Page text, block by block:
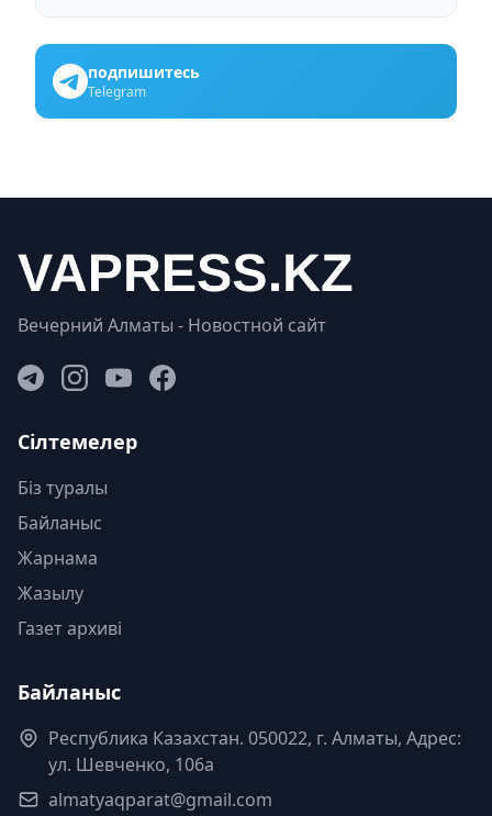
подпишитесь
Telegram
Вечерний Алматы - Новостной сайт
Сілтемелер
Біз туралы
Байланыс
Жарнама
Жазылу
Газет архиві
Байланыс
Республика Казахстан. 050022, г. Алматы, Адрес:
ул. Шевченко, 106а
almatyaqparat@gmail.com